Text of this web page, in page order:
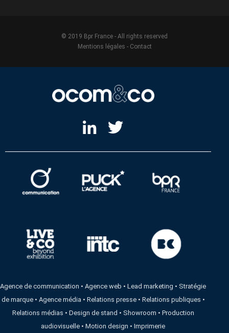
© 2019 Bpr France - All rights reserved
Mentions légales - Contact
Agence de communication •Agence web •Lead marketing • Stratégie
de marque• Agence média • Relations presse• Relations publiques •
Relations médias • Design de stand • Showroom • Production
audiovisuelle •Motion design •Imprimerie